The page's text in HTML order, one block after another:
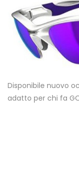
Disponibile nuovo
adatto per chi fa